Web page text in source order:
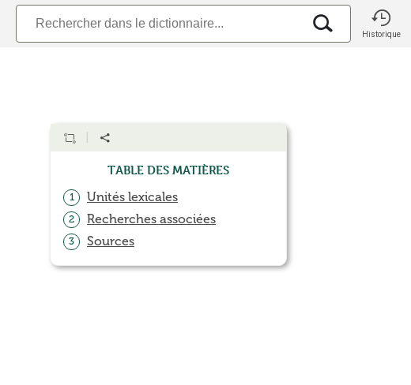
Historique
Table des matières
1 Unités lexicales
2 Recherches associées
3 Sources